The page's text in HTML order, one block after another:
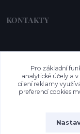
KONTAKTY
📞 +420 732 779 508
www.vysnenekabelky.cz
Pro základní
analytické účely a
cílení reklamy
preferencí cookies